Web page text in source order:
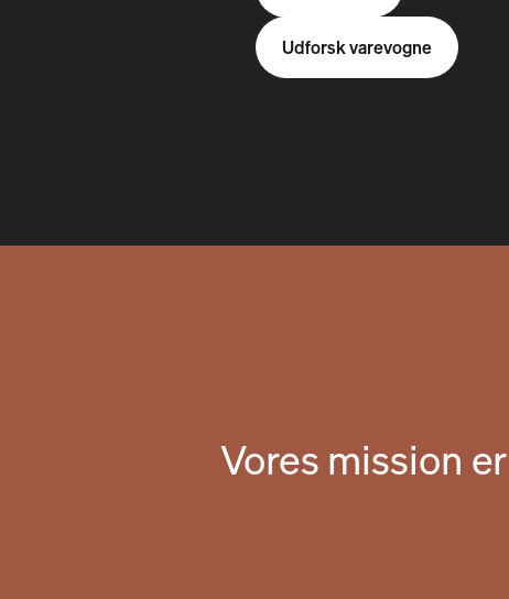
Udforsk varevogne
Vores mission